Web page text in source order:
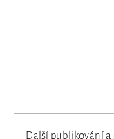
Další publikování a